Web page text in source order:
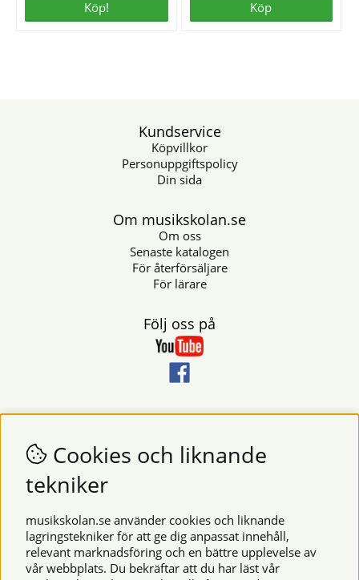
Köp! Köp
Kundservice
Köpvillkor
Personuppgiftspolicy
Din sida
Om musikskolan.se
Om oss
Senaste katalogen
För återförsäljare
För lärare
Följ oss på
Nyhetsbrev
Vill du få nyheter och erbjudanden från oss? Fyll då i din e-
postadress i fältet nedan.
Säkra betalningar
Cookies och liknande
tekniker
musikskolan.se använder cookies och liknande
lagringstekniker för att ge dig anpassat innehåll,
relevant marknadsföring och en bättre upplevelse av
vår webbplats. Du bekräftar att du har läst vår